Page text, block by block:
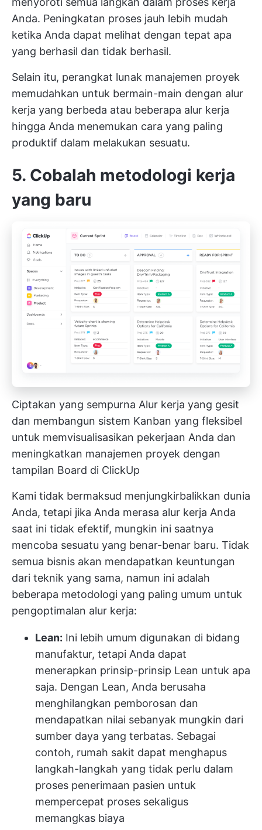
Anda. Peningkatan proses jauh lebih mudah
ketika Anda dapat melihat dengan tepat apa
yang berhasil dan tidak berhasil.
Selain itu, perangkat lunak manajemen proyek
memudahkan untuk bermain-main dengan alur
kerja yang berbeda atau beberapa alur kerja
hingga Anda menemukan cara yang paling
produktif dalam melakukan sesuatu.
5. Cobalah metodologi kerja
yang baru
Ciptakan yang sempurna Alur kerja yang gesit
dan membangun sistem Kanban yang fleksibel
untuk memvisualisasikan pekerjaan Anda dan
meningkatkan manajemen proyek dengan
tampilan Board di ClickUp
Kami tidak bermaksud menjungkirbalikkan dunia
Anda, tetapi jika Anda merasa alur kerja Anda
saat ini tidak efektif, mungkin ini saatnya
mencoba sesuatu yang benar-benar baru. Tidak
semua bisnis akan mendapatkan keuntungan
dari teknik yang sama, namun ini adalah
beberapa metodologi yang paling umum untuk
pengoptimalan alur kerja:
Lean: Ini lebih umum digunakan di bidang
manufaktur, tetapi Anda dapat
menerapkan prinsip-prinsip Lean untuk apa
saja. Dengan Lean, Anda berusaha
menghilangkan pemborosan dan
mendapatkan nilai sebanyak mungkin dari
sumber daya yang terbatas. Sebagai
contoh, rumah sakit dapat menghapus
langkah-langkah yang tidak perlu dalam
proses penerimaan pasien untuk
mempercepat proses sekaligus
memangkas biaya